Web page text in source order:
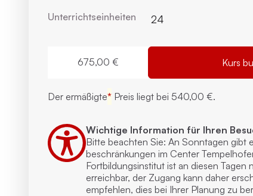
Unterrichts­einheiten 24
675,00 € Kurs
Der ermäßigte* Preis liegt bei 540,00 €.
Wichtige Information für Ihren
Bitte beachten Sie: An Sonntagen gibt
beschränkungen im Center
Fortbildungs­institut ist an diesen Tagen
erreichbar, der Zugang kann daher
empfehlen, dies bei Ihrer Planung zu